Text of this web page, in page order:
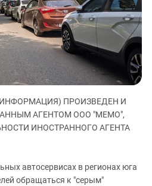
ЗАСТАВЛЯЕТ
КАВКАЗ ЗА ПАЛЕСТИНУ
ИНАКОМЫСЛИЕ В ЧЕЧНЕ
ПРЕСЛЕДОВАНИЕ АКТИВИСТОВ
МОБИЛИЗАЦИЯ И ПРОТЕСТЫ
ПРОИЗВЕДЕН И
АГЕНТОМ ООО "МЕМО",
ИНОСТРАННОГО АГЕНТА
автосервисах в регионах юга
обращаться к "серым"